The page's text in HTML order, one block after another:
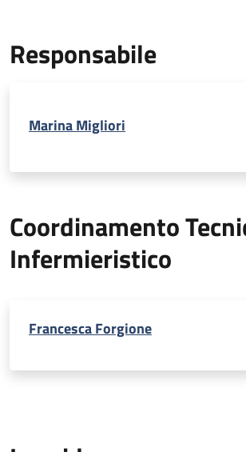
Responsabile
Marina Migliori
Coordinamento
Infermieristico
Francesca Forgione